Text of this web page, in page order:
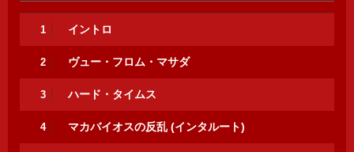
1 イントロ
2 ヴュー・フロム・マサダ
3 ハード・タイムス
4 マカバイオスの反乱 (インタルート)